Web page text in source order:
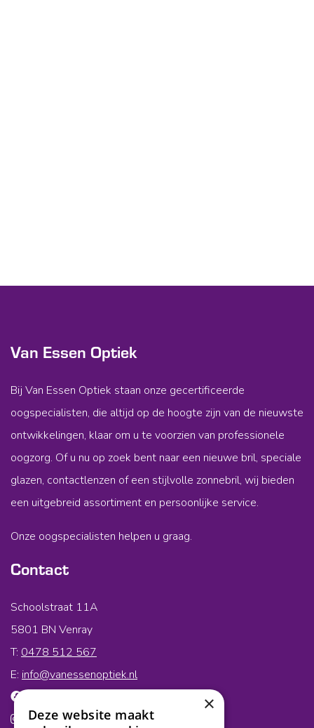
Van Essen Optiek
Bij Van Essen Optiek staan onze gecertificeerde
oogspecialisten, die altijd op de hoogte zijn van de nieuwste
ontwikkelingen, klaar om u te voorzien van professionele
oogzorg. Of u nu op zoek bent naar een nieuwe bril, speciale
glazen, contactlenzen of een stijlvolle zonnebril, wij bieden
een uitgebreid assortiment en persoonlijke service.
Onze oogspecialisten helpen u graag.
Contact
Schoolstraat 11A
5801 BN Venray
T: 0478 512 567
E: info@vanessenoptiek.nl
Volg ons op Instagram
×
Deze website maakt